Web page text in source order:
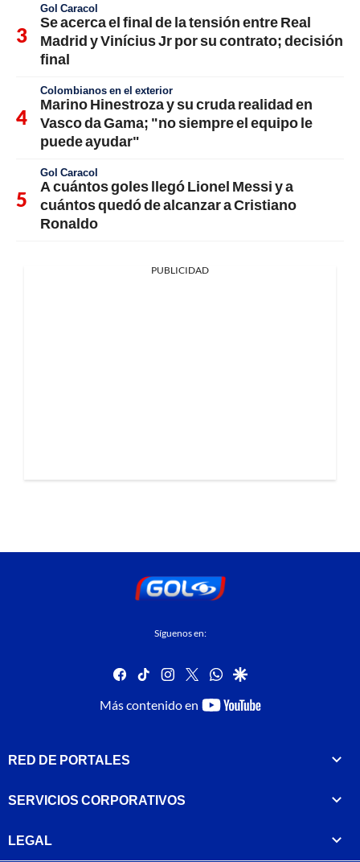
Gol Caracol
Se acerca el final de la tensión entre Real
Madrid y Vinícius Jr por su contrato; decisión
final
Colombianos en el exterior
Marino Hinestroza y su cruda realidad en
Vasco da Gama; "no siempre el equipo le
puede ayudar"
Gol Caracol
A cuántos goles llegó Lionel Messi y a
cuántos quedó de alcanzar a Cristiano
Ronaldo
PUBLICIDAD
Síguenos en:
facebook
tiktok instagram
twitterwhatsapp
google
Más contenido en
youtube-
RED DE PORTALES
SERVICIOS CORPORATIVOS
LEGAL